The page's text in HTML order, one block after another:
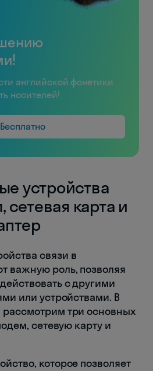
английской фонетики
носителей!
Бесплатно
устройства
карта и
связи в
важную роль, позволяя
с другими
или устройствами. В
три основных
сетевую карту и
которое позволяет